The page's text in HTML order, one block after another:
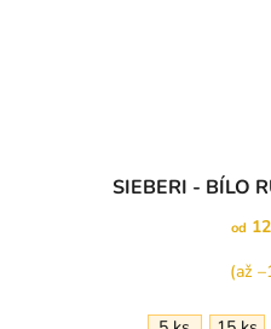
SIEBERI - BÍLO
od
(až